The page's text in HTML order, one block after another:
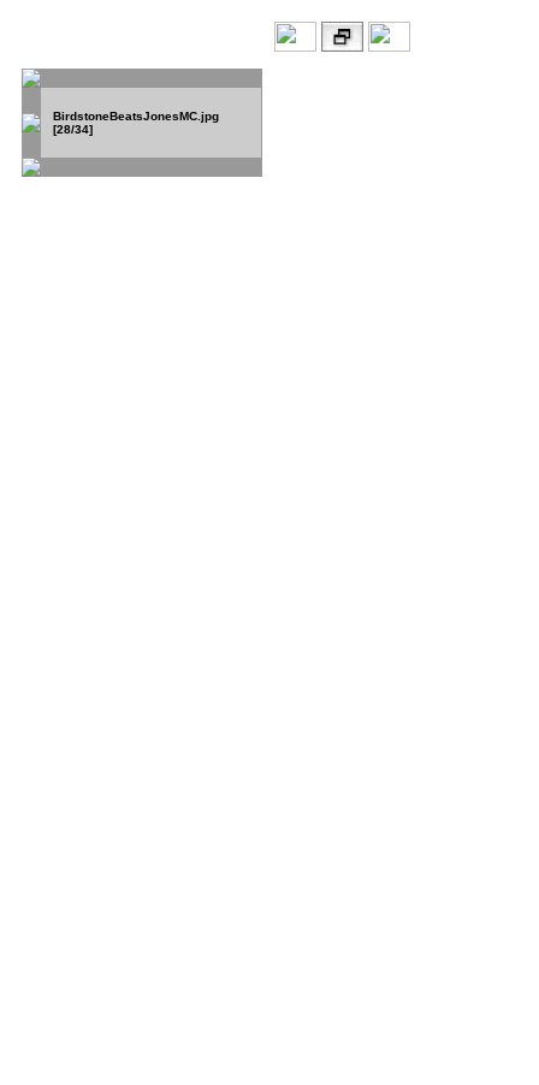
BirdstoneBeatsJonesMC.jpg
[28/34]